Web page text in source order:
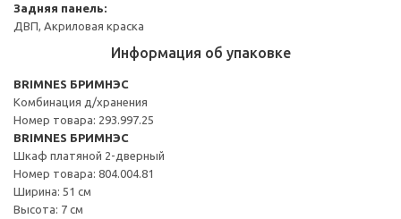
Задняя панель:
ДВП, Акриловая краска
Информация об упаковке
BRIMNES БРИМНЭС
Комбинация д/хранения
Номер товара: 293.997.25
BRIMNES БРИМНЭС
Шкаф платяной 2-дверный
Номер товара: 804.004.81
Ширина: 51 см
Высота: 7 см